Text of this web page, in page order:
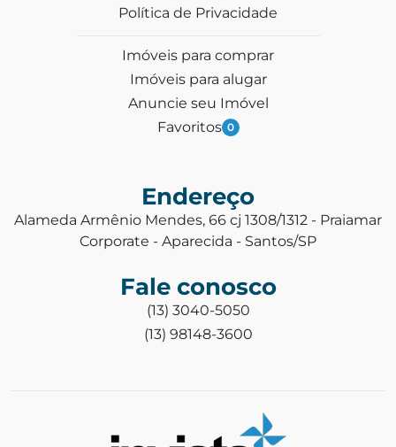
Política de Privacidade
Imóveis para comprar
Imóveis para alugar
Anuncie seu Imóvel
Favoritos 0
Endereço
Alameda Armênio Mendes, 66 cj 1308/1312 - Praiamar
Corporate - Aparecida - Santos/SP
Fale conosco
(13) 3040-5050
(13) 98148-3600